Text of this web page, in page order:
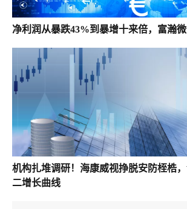
净利润从暴跌43%到暴增十来倍，富瀚微
机构扎堆调研！海康威视挣脱安防桎梏
二增长曲线